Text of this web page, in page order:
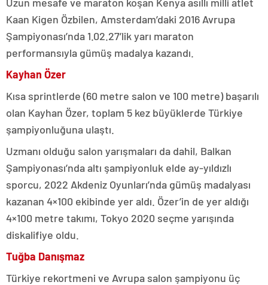
Kaan Kigen Özbilen, Amsterdam’daki 2016 Avrupa
Şampiyonası’nda 1.02.27’lik yarı maraton
performansıyla gümüş madalya kazandı.
Kayhan Özer
Kısa sprintlerde (60 metre salon ve 100 metre) başarılı
olan Kayhan Özer, toplam 5 kez büyüklerde Türkiye
şampiyonluğuna ulaştı.
Uzmanı olduğu salon yarışmaları da dahil, Balkan
Şampiyonası’nda altı şampiyonluk elde ay-yıldızlı
sporcu, 2022 Akdeniz Oyunları’nda gümüş madalyası
kazanan 4×100 ekibinde yer aldı. Özer’in de yer aldığı
4×100 metre takımı, Tokyo 2020 seçme yarışında
diskalifiye oldu.
Tuğba Danışmaz
Türkiye rekortmeni ve Avrupa salon şampiyonu üç